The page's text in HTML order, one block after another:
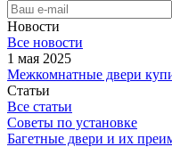
Новости
Все новости
1 мая 2025
Межкомнатные двери
Статьи
Все статьи
Советы по установке
Багетные двери и их